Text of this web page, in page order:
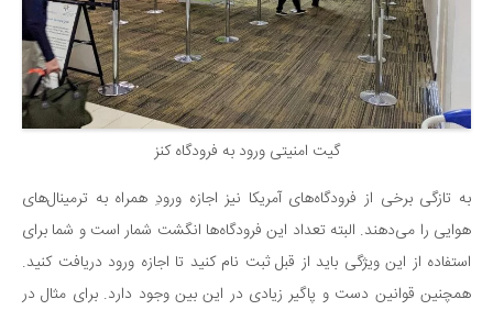
فناوری‌ها
نجوم و هوا فضا
زمین و محیط زیست
خودرو
دانستنی‌ها
بازی
طنز
گیت امنیتی ورود به فرودگاه کنز
به تازگی برخی از فرودگاه‌های آمریکا نیز اجازه ورودِ همراه به ترمینال‌های
هوایی را می‌دهند. البته تعداد این فرودگاه‌ها انگشت شمار است و شما برای
استفاده از این ویژگی باید از قبل ثبت نام کنید تا اجازه ورود دریافت کنید.
همچنین قوانین دست و پاگیر زیادی در این بین وجود دارد. برای مثال در